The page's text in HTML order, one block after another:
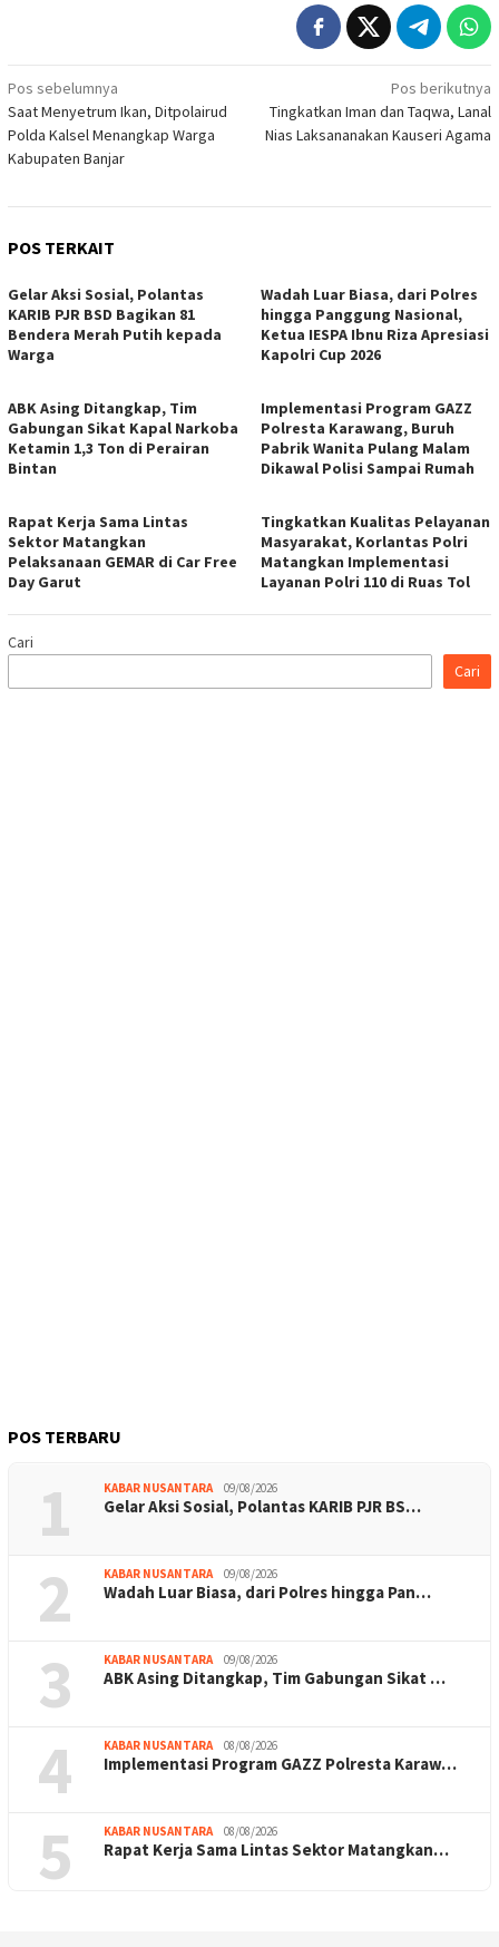
Navigasi
pos
Pos sebelumnya
Saat Menyetrum Ikan, Ditpolairud
Polda Kalsel Menangkap Warga
Kabupaten Banjar
Pos berikutnya
Tingkatkan Iman dan Taqwa, Lanal
Nias Laksananakan Kauseri Agama
POS TERKAIT
Gelar Aksi Sosial, Polantas
KARIB PJR BSD Bagikan 81
Bendera Merah Putih kepada
Warga
Wadah Luar Biasa, dari Polres
hingga Panggung Nasional,
Ketua IESPA Ibnu Riza Apresiasi
Kapolri Cup 2026
ABK Asing Ditangkap, Tim
Gabungan Sikat Kapal Narkoba
Ketamin 1,3 Ton di Perairan
Bintan
Implementasi Program GAZZ
Polresta Karawang, Buruh
Pabrik Wanita Pulang Malam
Dikawal Polisi Sampai Rumah
Rapat Kerja Sama Lintas
Sektor Matangkan
Pelaksanaan GEMAR di Car Free
Day Garut
Tingkatkan Kualitas Pelayanan
Masyarakat, Korlantas Polri
Matangkan Implementasi
Layanan Polri 110 di Ruas Tol
Cari
Cari
POS TERBARU
1 KABAR NUSANTARA 09/08/2026
Gelar Aksi Sosial, Polantas KARIB PJR BS…
2 KABAR NUSANTARA 09/08/2026
Wadah Luar Biasa, dari Polres hingga Pan…
3 KABAR NUSANTARA 09/08/2026
ABK Asing Ditangkap, Tim Gabungan Sikat …
4 KABAR NUSANTARA 08/08/2026
Implementasi Program GAZZ Polresta Karaw…
5 KABAR NUSANTARA 08/08/2026
Rapat Kerja Sama Lintas Sektor Matangkan…